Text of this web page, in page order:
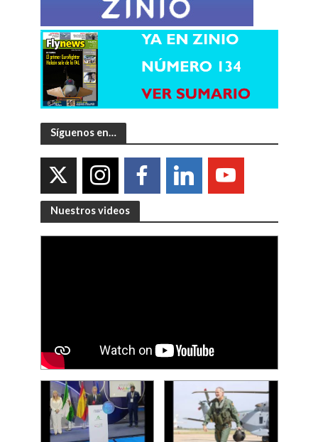
Síguenos en…
Nuestros videos